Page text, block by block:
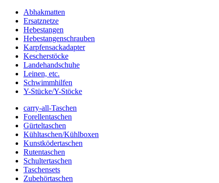
Abhakmatten
Ersatznetze
Hebestangen
Hebestangenschrauben
Karpfensackadapter
Kescherstöcke
Landehandschuhe
Leinen, etc.
Schwimmhilfen
Y-Stücke/Y-Stöcke
carry-all-Taschen
Forellentaschen
Gürteltaschen
Kühltaschen/Kühlboxen
Kunstködertaschen
Rutentaschen
Schultertaschen
Taschensets
Zubehörtaschen